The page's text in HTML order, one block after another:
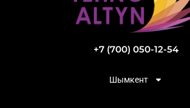
+7 (700) 050-12-54
Шымкент